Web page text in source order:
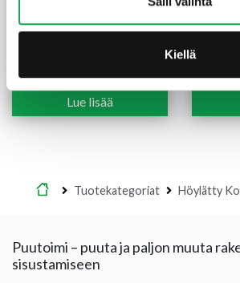
Kiellä
Kynnys merbau 92X9/29
Lue lisää
Kynnys
mm
Etusivu
Tuotekategoriat Höylätty
Puutoimi – puuta ja paljon muuta
sisustamiseen